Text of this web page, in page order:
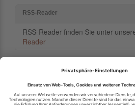
RSS-Reader
RSS-Reader finden Sie unter
Reader